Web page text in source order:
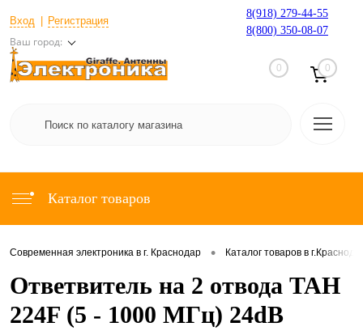
Вход Регистрация
Ваш город:
8(918) 279-44-55
8(800) 350-08-07
0 0
Каталог товаров
Современная электроника в г. Краснодар • Каталог товаров в
Ответвитель на 2 отвода TAH
224F (5 - 1000 МГц) 24dB